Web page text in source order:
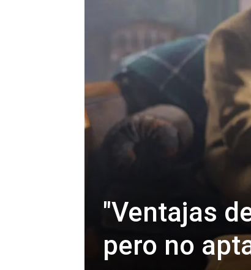
"Ventajas
pero no